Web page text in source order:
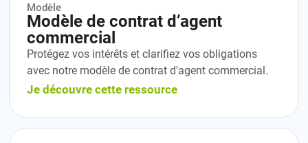
Modèle
Modèle de contrat d’agent
commercial
Protégez vos intérêts et clarifiez vos obligations
avec notre modèle de contrat d'agent commercial.
Je découvre cette ressource